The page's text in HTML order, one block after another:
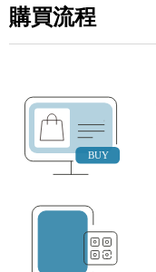
購買流程